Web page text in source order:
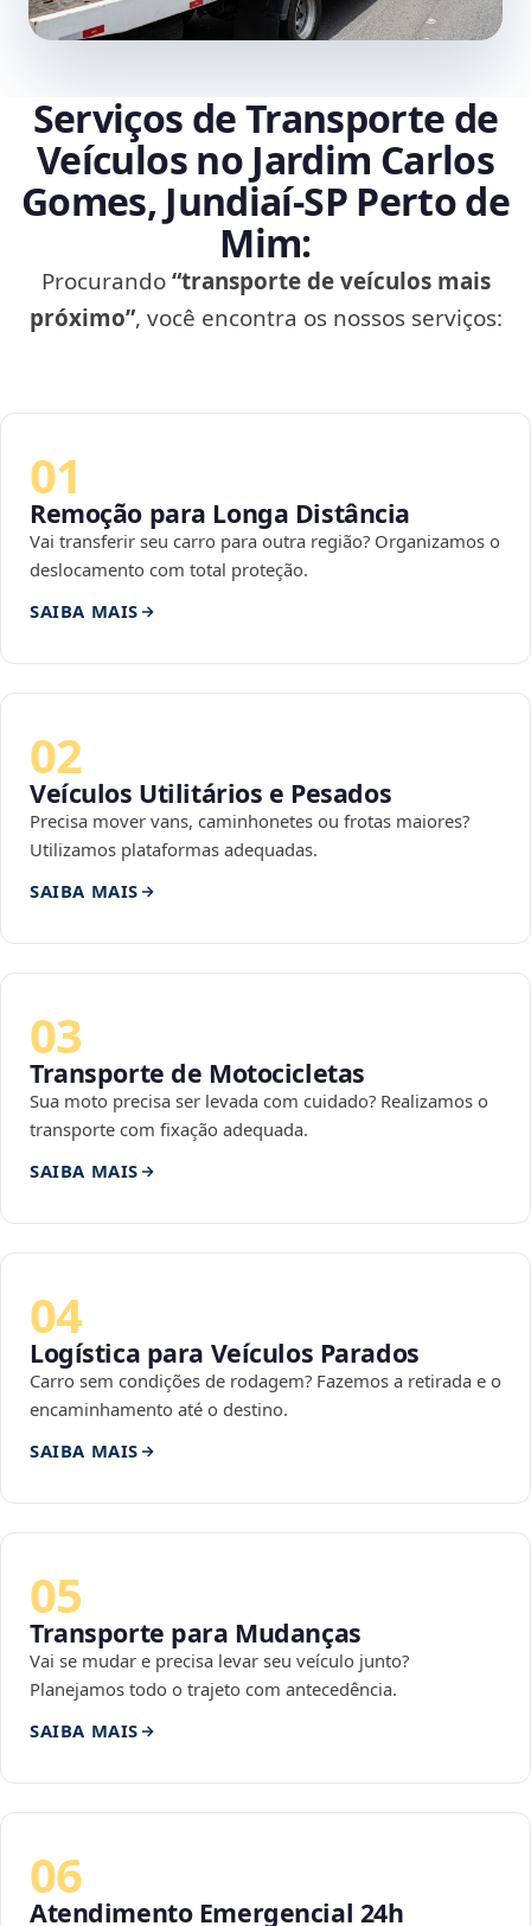
Serviços de Transporte de
Veículos no Jardim Carlos
Gomes, Jundiaí‑SP Perto de
Mim:
Procurando“transporte de veículos mais
próximo”, você encontra os nossos serviços:
01
Remoção para Longa Distância
Vai transferir seu carro para outra região? Organizamos o
deslocamento com total proteção.
SAIBA MAIS
02
Veículos Utilitários e Pesados
Precisa mover vans, caminhonetes ou frotas maiores?
Utilizamos plataformas adequadas.
SAIBA MAIS
03
Transporte de Motocicletas
Sua moto precisa ser levada com cuidado? Realizamos o
transporte com fixação adequada.
SAIBA MAIS
04
Logística para Veículos Parados
Carro sem condições de rodagem? Fazemos a retirada e o
encaminhamento até o destino.
SAIBA MAIS
05
Transporte para Mudanças
Vai se mudar e precisa levar seu veículo junto?
Planejamos todo o trajeto com antecedência.
SAIBA MAIS
06
Atendimento Emergencial 24h